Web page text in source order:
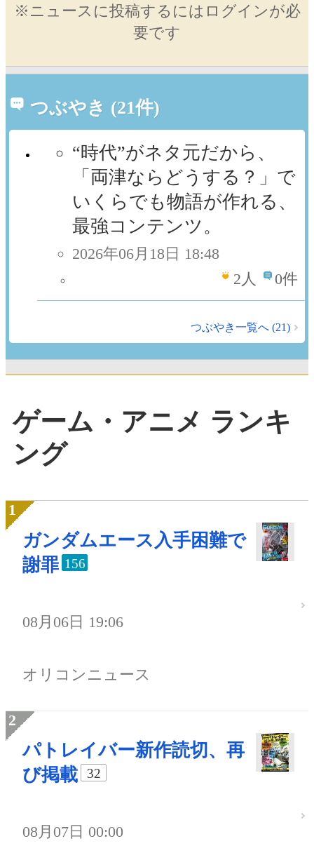
※ニュースに投稿するにはログインが必
要です
つぶやき (21件)
“時代”がネタ元だから、
「両津ならどうする？」で
いくらでも物語が作れる、
最強コンテンツ。
2026年06月18日 18:48
2人 0件
つぶやき一覧へ (21)
ゲーム・アニメ ランキ
ング
ガンダムエース入手困難で
謝罪 156
08月06日 19:06
オリコンニュース
パトレイバー新作読切、再
び掲載
32
08月07日 00:00